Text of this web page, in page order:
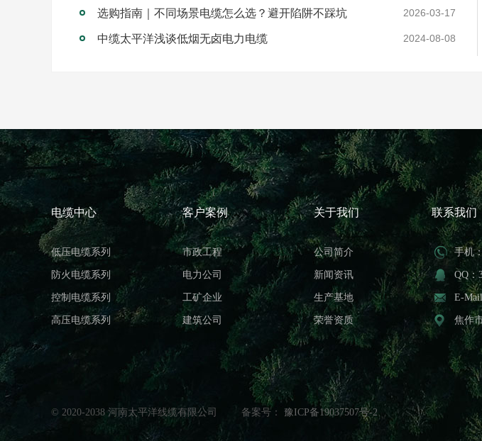
选购指南｜不同场景电缆怎么选？避开陷阱不踩坑 2026-03-17
中缆太平洋浅谈低烟无卤电力电缆 2024-08-08
电缆中心
低压电缆系列
防火电缆系列
控制电缆系列
高压电缆系列
客户案例
市政工程
电力公司
工矿企业
建筑公司
关于我们
公司简介
新闻资讯
生产基地
荣誉资质
© 2020-2038 河南太平洋线缆有限公司 备案号： 豫ICP备19037507号-2
联系我们
手机
QQ：
E-
焦作